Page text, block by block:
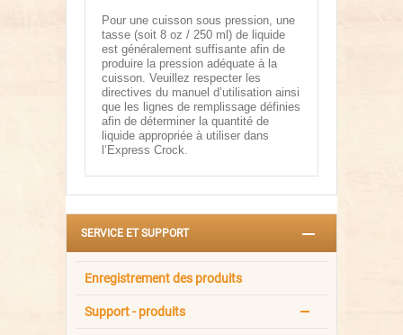
Pour une cuisson sous pression, une
tasse (soit 8 oz / 250 ml) de liquide
est généralement suffisante afin de
produire la pression adéquate à la
cuisson. Veuillez respecter les
directives du manuel d’utilisation ainsi
que les lignes de remplissage définies
afin de déterminer la quantité de
liquide appropriée à utiliser dans
l’Express Crock.
SERVICE ET SUPPORT
Enregistrement des produits
Support - produits